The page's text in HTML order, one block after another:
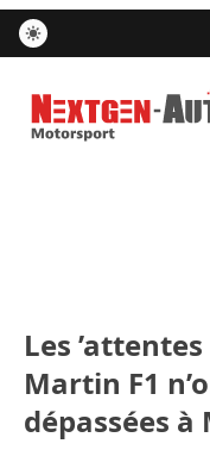
Nextgen-Auto.com
Les
Martin F1
dépassées à